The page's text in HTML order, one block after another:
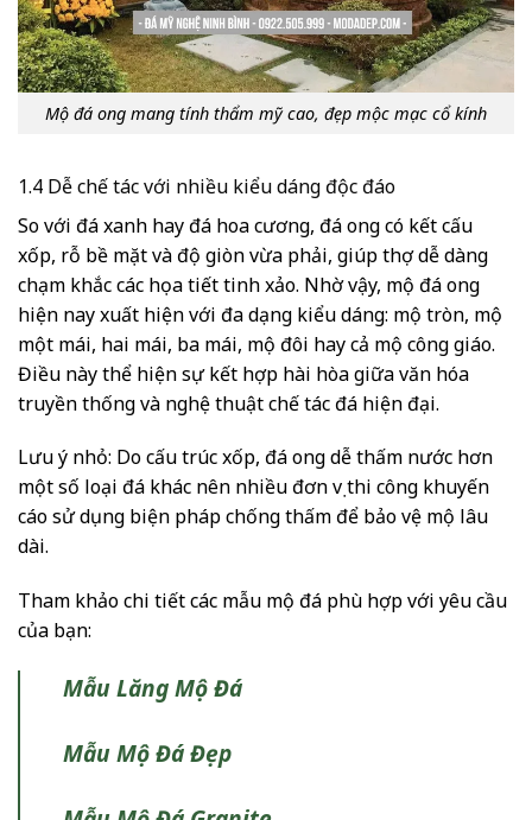
Mộ đá ong mang tính thẩm mỹ cao, đẹp mộc mạc cổ kính
1.4 Dễ chế tác với nhiều kiểu dáng độc đáo
So với đá xanh hay đá hoa cương, đá ong có kết cấu
xốp, rỗ bề mặt và độ giòn vừa phải, giúp thợ dễ dàng
chạm khắc các họa tiết tinh xảo. Nhờ vậy, mộ đá ong
hiện nay xuất hiện với đa dạng kiểu dáng: mộ tròn, mộ
một mái, hai mái, ba mái, mộ đôi hay cả mộ công giáo.
Điều này thể hiện sự kết hợp hài hòa giữa văn hóa
truyền thống và nghệ thuật chế tác đá hiện đại.
Lưu ý nhỏ: Do cấu trúc xốp, đá ong dễ thấm nước hơn
một số loại đá khác nên nhiều đơn vị thi công khuyến
cáo sử dụng biện pháp chống thấm để bảo vệ mộ lâu
dài.
Tham khảo chi tiết các mẫu mộ đá phù hợp với yêu cầu
của bạn:
Mẫu Lăng Mộ Đá
Mẫu Mộ Đá Đẹp